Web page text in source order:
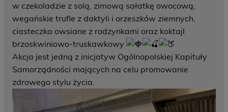
w czekoladzie z solą, zimową sałatkę owocową,
wegańskie trufle z daktyli i orzeszków ziemnych,
ciasteczka owsiane z rodzynkami oraz koktajl
brzoskwiniowo-truskawkowy
Akcja jest jedną z inicjatyw Ogólnopolskiej Kapituły
Samorządności mających na celu promowanie
zdrowego stylu życia.